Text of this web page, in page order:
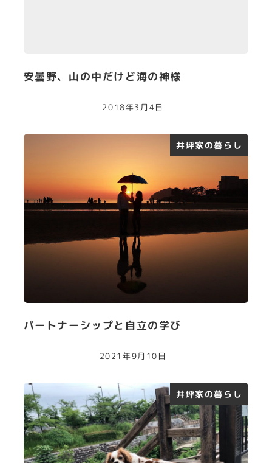
安曇野、山の中だけど海の神様
2018年3月4日
井坪家の暮らし
パートナーシップと自立の学び
2021年9月10日
井坪家の暮らし